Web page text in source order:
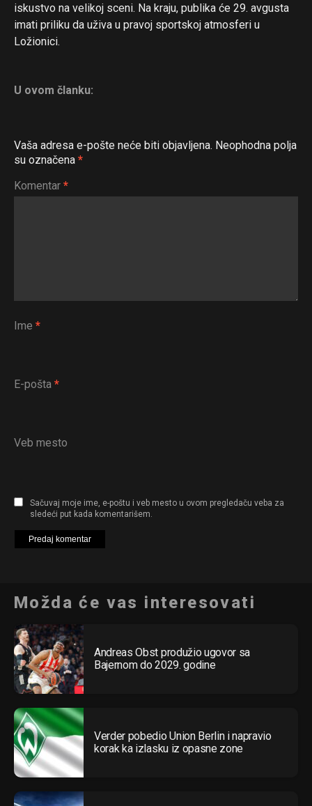
iskustvo na velikoj sceni. Na kraju, publika će 29. avgusta
imati priliku da uživa u pravoj sportskoj atmosferi u
Ložionici.
U ovom članku:
Vaša adresa e-pošte neće biti objavljena. Neophodna polja
su označena *
Komentar *
Ime *
E-pošta *
Veb mesto
Sačuvaj moje ime, e-poštu i veb mesto u ovom pregledaču veba za
sledeći put kada komentarišem.
Možda će vas interesovati
Andreas Obst produžio ugovor sa
Bajernom do 2029. godine
Verder pobedio Union Berlin i napravio
korak ka izlasku iz opasne zone
Whatsapp
Email